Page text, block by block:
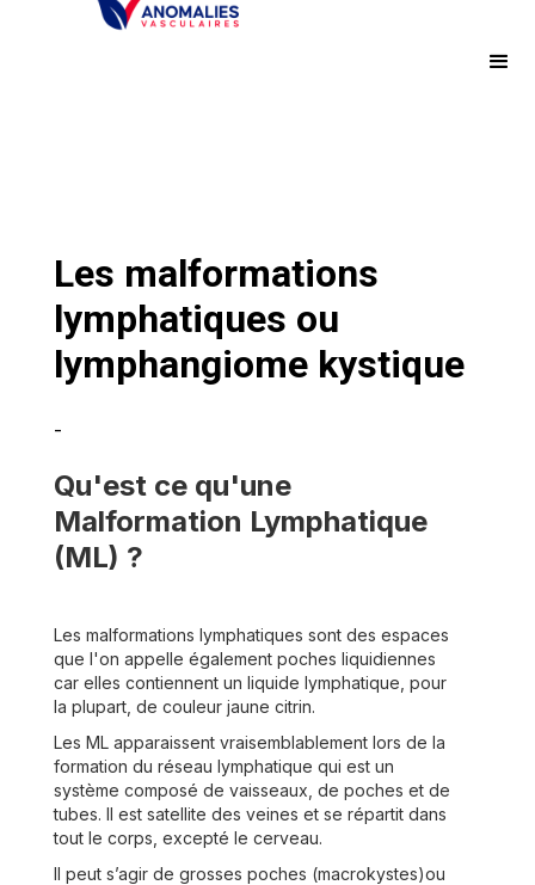
Les malformations
lymphatiques ou
lymphangiome kystique
-
Qu'est ce qu'une
Malformation Lymphatique
(ML) ?
Les malformations lymphatiques sont des espaces
que l'on appelle également poches liquidiennes
car elles contiennent un liquide lymphatique, pour
la plupart, de couleur jaune citrin.
Les ML apparaissent vraisemblablement lors de la
formation du réseau lymphatique qui est un
système composé de vaisseaux, de poches et de
tubes. Il est satellite des veines et se répartit dans
tout le corps, excepté le cerveau.
Il peut s’agir de grosses poches (macrokystes)ou